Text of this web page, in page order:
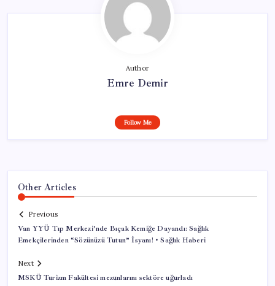
Author
Emre Demir
Follow Me
Other Articles
Previous
Van YYÜ Tıp Merkezi’nde Bıçak Kemiğe Dayandı: Sağlık
Emekçilerinden “Sözünüzü Tutun” İsyanı! • Sağlık Haberi
Next
MSKÜ Turizm Fakültesi mezunlarını sektöre uğurladı